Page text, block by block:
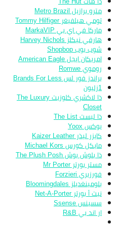
مترو برازيل Metro Brazil
تومي هيلفيغر Tommy Hilfiger
ماركا في اي بي MarkaVIP
هارفي نيكلز Harvey Nichols
شوب بوب Shopbop
امريكان ايجل American Eagle
روموي Romwe
براندز فور لس Brands For Less
ذا لاكشري كلوزيت The Luxury
Closet
ذا ليست The List
يوكس Yoox
كايزر ليذر Kaizer Leather
مايكل كورس Michael Kors
ذا بلوش بوش The Plush Posh
مستر بورتر Mr Porter
فورزيري Forzieri
بلومينغديلز Bloomingdales
نيت أ بورتر Net-A-Porter
سسينس Ssense
ار اند بي R&B